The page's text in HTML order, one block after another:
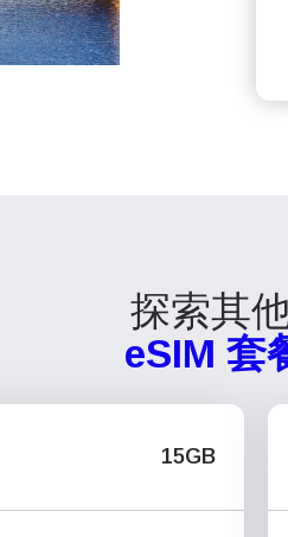
探索其
eSIM 套
15GB